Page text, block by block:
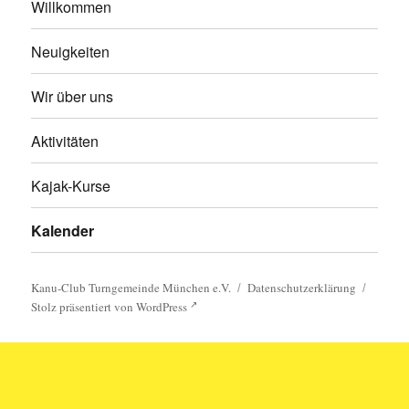
Willkommen
Neuigkeiten
Wir über uns
Aktivitäten
Kajak-Kurse
Kalender
Kanu-Club Turngemeinde München e.V.
Datenschutzerklärung
Stolz präsentiert von WordPress